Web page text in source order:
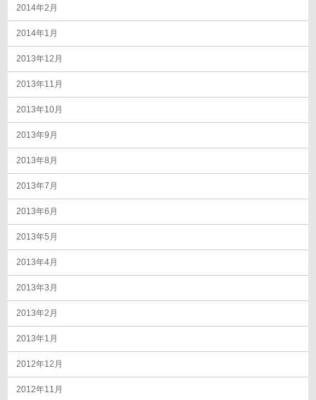
2014年2月
2014年1月
2013年12月
2013年11月
2013年10月
2013年9月
2013年8月
2013年7月
2013年6月
2013年5月
2013年4月
2013年3月
2013年2月
2013年1月
2012年12月
2012年11月